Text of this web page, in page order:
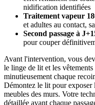
nidification identifiées
Traitement vapeur
et adultes au contact,
Second passage à
pour couper
Avant l'intervention, vous
le linge de lit et les
minutieusement chaque
Démontez le lit pour exposer
meubles des murs. Votre
détaillée avant chaque